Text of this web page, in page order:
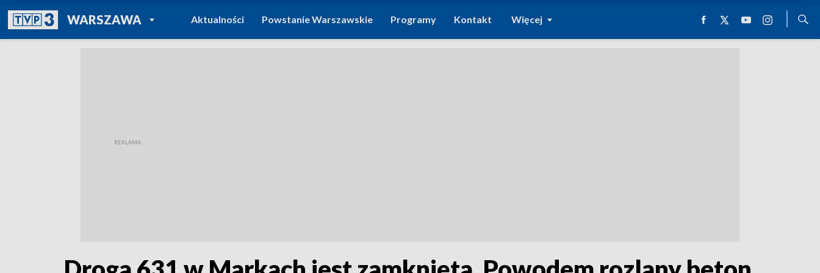
WARSZAWAPOWRÓT DO
TVP REGIONY
Aktualności Powstanie Warszawskie Programy Kontakt Więcej